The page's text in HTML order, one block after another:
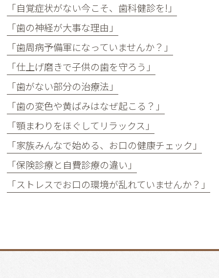
「自覚症状がない今こそ、歯科健診を!」
「歯の神経が大事な理由」
「歯周病予備軍になっていませんか？」
「仕上げ磨きで子供の歯を守ろう」
「歯がない部分の治療法」
「歯の変色や黄ばみはなぜ起こる？」
「顎まわりをほぐしてリラックス」
「家族みんなで始める、お口の健康チェック」
「保険診療と自費診療の違い」
「ストレスでお口の環境が乱れていませんか？」